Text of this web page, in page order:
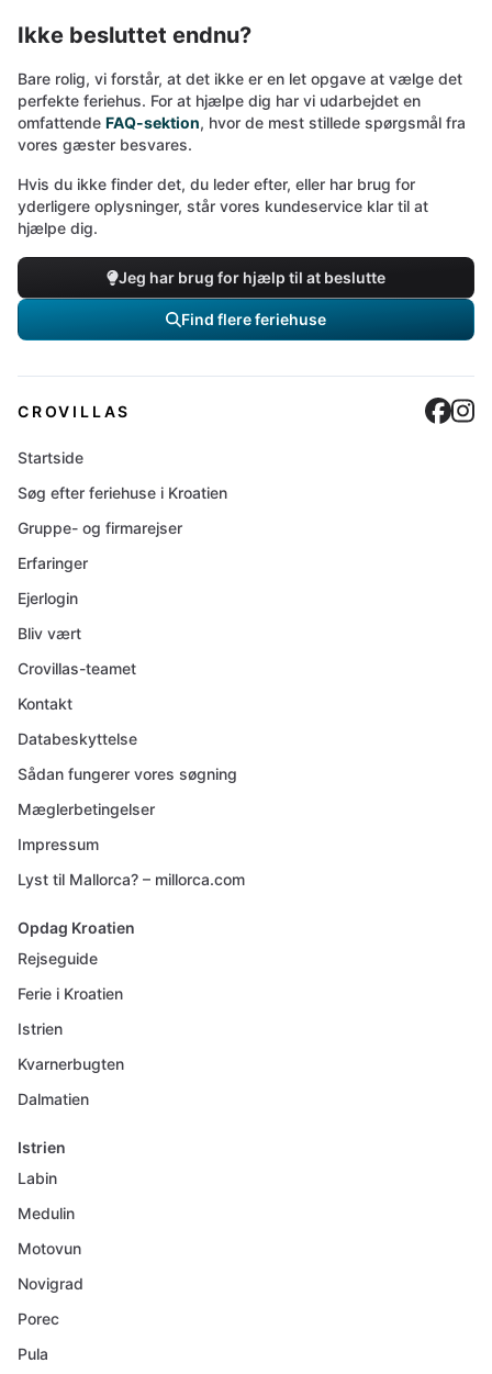
Ikke besluttet endnu?
Bare rolig, vi forstår, at det ikke er en let opgave at vælge det
perfekte feriehus. For at hjælpe dig har vi udarbejdet en
omfattende FAQ-sektion, hvor de mest stillede spørgsmål fra
vores gæster besvares.
Hvis du ikke finder det, du leder efter, eller har brug for
yderligere oplysninger, står vores kundeservice klar til at
hjælpe dig.
Jeg har brug for hjælp til at beslutte
Find flere feriehuse
CROVILLAS
Startside
Søg efter feriehuse i Kroatien
Gruppe- og firmarejser
Erfaringer
Ejerlogin
Bliv vært
Crovillas-teamet
Kontakt
Databeskyttelse
Sådan fungerer vores søgning
Mæglerbetingelser
Impressum
Lyst til Mallorca? – millorca.com
Opdag Kroatien
Rejseguide
Ferie i Kroatien
Istrien
Kvarnerbugten
Dalmatien
Istrien
Labin
Medulin
Motovun
Novigrad
Porec
Pula